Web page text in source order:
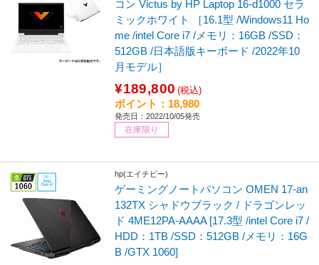
コン Victus by HP Laptop 16-d1000 セラ
ミックホワイト ［16.1型 /Windows11 Ho
me /intel Core i7 /メモリ：16GB /SSD：
512GB /日本語版キーボード /2022年10
月モデル］
¥189,800 (税込)
ポイント：18,980
発売日：2022/10/05発売
在庫限り
hp(エイチピー)
ゲーミングノートパソコン OMEN 17-an
132TX シャドウブラック / ドラゴンレッ
ド 4ME12PA-AAAA [17.3型 /intel Core i7 /
HDD：1TB /SSD：512GB /メモリ：16G
B /GTX 1060]